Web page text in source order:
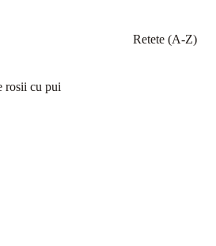
Retete (A-Z)
rosii cu pui